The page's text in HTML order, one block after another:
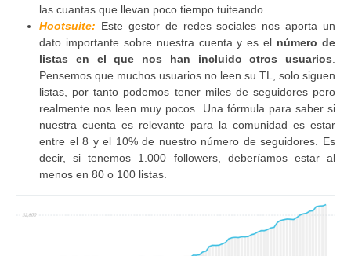
las cuantas que llevan poco tiempo tuiteando…
Hootsuite: Este gestor de redes sociales nos aporta un
dato importante sobre nuestra cuenta y es el número de
listas en el que nos han incluido otros usuarios
Pensemos que muchos usuarios no leen su TL, solo siguen
listas, por tanto podemos tener miles de seguidores pero
realmente nos leen muy pocos. Una fórmula para saber si
nuestra cuenta es relevante para la comunidad es estar
entre el 8 y el 10% de nuestro número de seguidores. Es
decir, si tenemos 1.000 followers, deberíamos estar al
menos en 80 o 100 listas.